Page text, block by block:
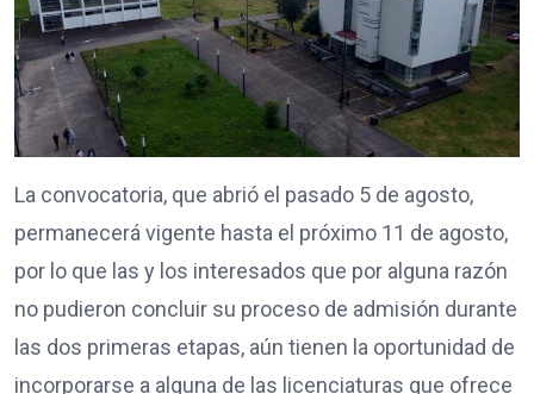
La convocatoria, que abrió el pasado 5 de agosto,
permanecerá vigente hasta el próximo 11 de agosto,
por lo que las y los interesados que por alguna razón
no pudieron concluir su proceso de admisión durante
las dos primeras etapas, aún tienen la oportunidad de
incorporarse a alguna de las licenciaturas que ofrece